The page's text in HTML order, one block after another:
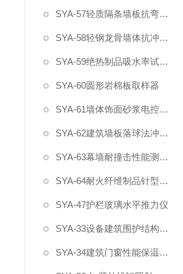
SYA-57轻质隔条墙板抗弯破坏载荷试验装置
SYA-58轻钢龙骨墙体抗冲击和静载试验装置
SYA-59绝热制品吸水率试验水箱
SYA-60圆形岩棉板取样器
SYA-61墙体饰面砂浆电控淋水装置
SYA-62建筑墙板落球法冲击试验仪
SYA-63幕墙耐撞击性能测试装置
SYA-64耐火纤维制品针型测厚计
SYA-47护栏玻璃水平推力仪
SYA-33设备建筑围护结构现场传热系数检测仪
SYA-34建筑门窗性能保温检测设备（1818）